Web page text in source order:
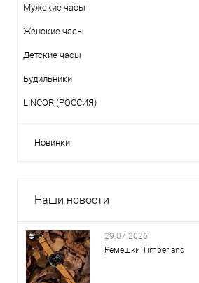
Мужские часы
Женские часы
Детские часы
Будильники
LINCOR (РОССИЯ)
Новинки
Наши новости
29.07.2026
Ремешки Timberland